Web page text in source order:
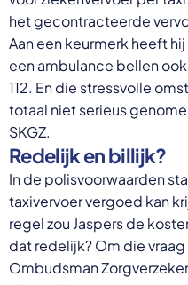
het gecontracteerde
Aan een keurmerk heeft
een ambulance bellen
112. En die stressvolle
totaal niet serieus
SKGZ.
Redelijk en billijk?
In de polisvoorwaarden
taxivervoer vergoed kan
regel zou Jaspers de
dat redelijk? Om die
Ombudsman